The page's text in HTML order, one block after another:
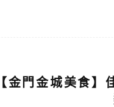
【金門金城美食